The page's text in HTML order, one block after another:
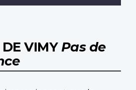
VIMY Pas de